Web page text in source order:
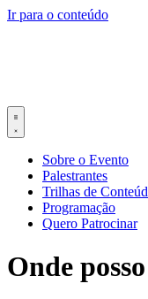
Ir para o conteúdo
Sobre o Evento
Palestrantes
Trilhas de
Programação
Quero Patrocinar
Onde